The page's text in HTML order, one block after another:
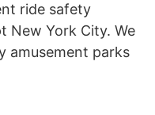
ride safety
New York City. We
amusement parks